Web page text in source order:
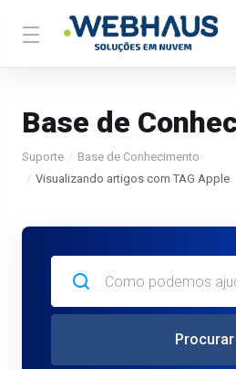
Base de
Suporte
Base de Conhecimento
Visualizando artigos com TAG Apple
Procurar